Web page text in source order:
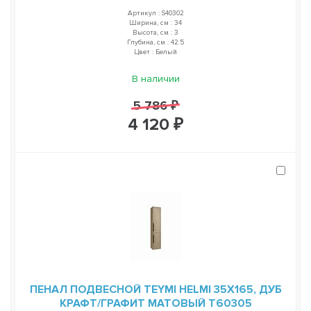
Артикул : S40302
Ширина, см : 34
Высота, см : 3
Глубина, см : 42.5
Цвет : Белый
В наличии
5 786 ₽
4 120 ₽
ПЕНАЛ ПОДВЕСНОЙ TEYMI HELMI 35Х165, ДУБ
КРАФТ/ГРАФИТ МАТОВЫЙ T60305